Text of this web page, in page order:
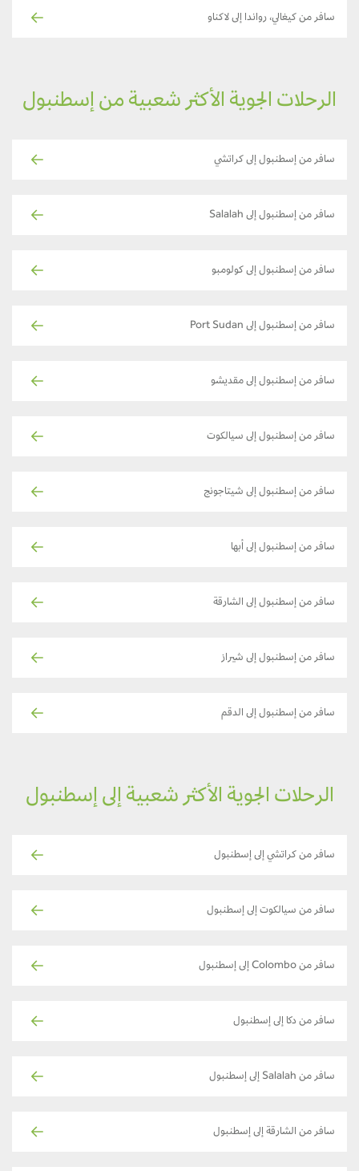
سافر من كيغالي، رواندا إلى لاكناو
الرحلات الجوية الأكثر شعبية من إسطنبول
سافر من إسطنبول إلى كراتشي
سافر من إسطنبول إلى Salalah
سافر من إسطنبول إلى كولومبو
سافر من إسطنبول إلى Port Sudan
سافر من إسطنبول إلى مقديشو
سافر من إسطنبول إلى سيالكوت
سافر من إسطنبول إلى شيتاجونج
سافر من إسطنبول إلى أبها
سافر من إسطنبول إلى الشارقة
سافر من إسطنبول إلى شيراز
سافر من إسطنبول إلى الدقم
الرحلات الجوية الأكثر شعبية إلى إسطنبول
سافر من كراتشي إلى إسطنبول
سافر من سيالكوت إلى إسطنبول
سافر من Colombo إلى إسطنبول
سافر من دكا إلى إسطنبول
سافر من Salalah إلى إسطنبول
سافر من الشارقة إلى إسطنبول